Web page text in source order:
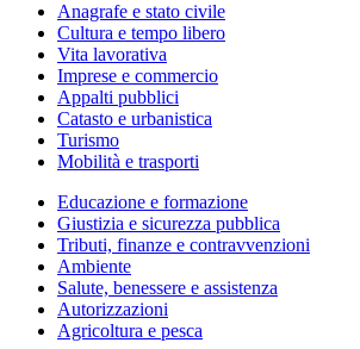
Anagrafe e stato civile
Cultura e tempo libero
Vita lavorativa
Imprese e commercio
Appalti pubblici
Catasto e urbanistica
Turismo
Mobilità e trasporti
Educazione e formazione
Giustizia e sicurezza pubblica
Tributi, finanze e contravvenzioni
Ambiente
Salute, benessere e assistenza
Autorizzazioni
Agricoltura e pesca